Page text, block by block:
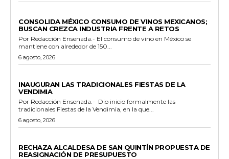
CONSOLIDA MÉXICO CONSUMO DE VINOS MEXICANOS;
BUSCAN CREZCA INDUSTRIA FRENTE A RETOS
Por Redacción Ensenada.- El consumo de vino en México se
mantiene con alrededor de 150...
6 agosto, 2026
INAUGURAN LAS TRADICIONALES FIESTAS DE LA
VENDIMIA
Por Redacción Ensenada.- Dio inicio formalmente las
tradicionales Fiestas de la Vendimia, en la que...
6 agosto, 2026
RECHAZA ALCALDESA DE SAN QUINTÍN PROPUESTA DE
REASIGNACIÓN DE PRESUPUESTO